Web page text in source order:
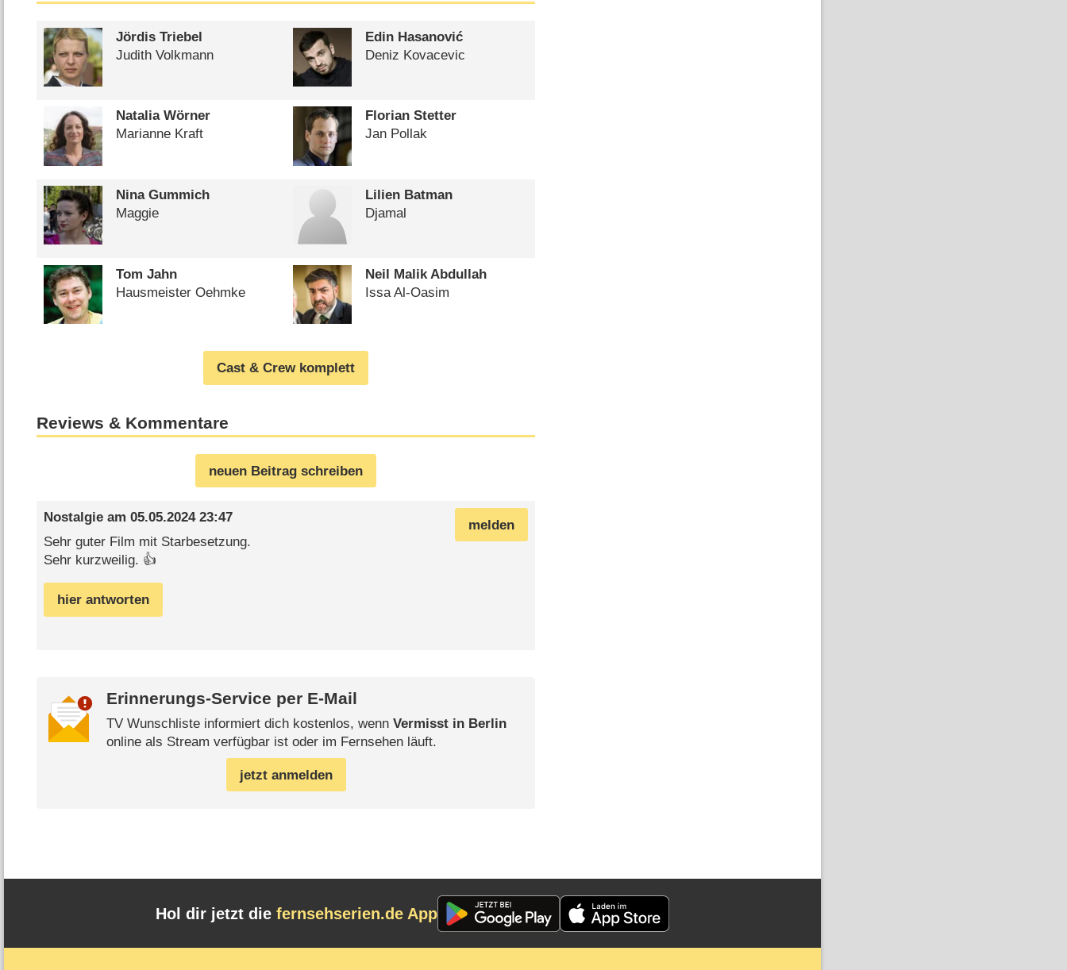
Jördis Triebel
Judith Volkmann
Edin Hasanović
Deniz Kovacevic
Natalia Wörner
Marianne Kraft
Florian Stetter
Jan Pollak
Nina Gummich
Maggie
Lilien Batman
Djamal
Tom Jahn
Hausmeister Oehmke
Neil Malik Abdullah
Issa Al-Oasim
Cast & Crew komplett
Reviews & Kommentare
neuen Beitrag schreiben
melden
Nostalgieam 05.05.2024 23:47
Sehr guter Film mit Starbesetzung.
Sehr kurzweilig. 👍
hier antworten
Erinnerungs-Service per E-Mail
TV Wunschliste informiert dich kostenlos, wenn Vermisst in Berlin
online als Stream verfügbar ist oder im Fernsehen läuft.
jetzt anmelden
Hol dir jetzt die fernsehserien.de App